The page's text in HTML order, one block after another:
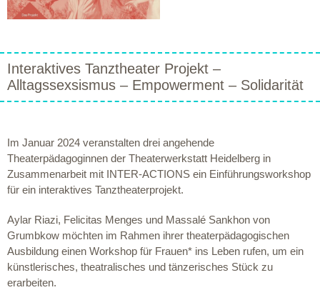
Interaktives Tanztheater Projekt –
Alltagssexsismus – Empowerment – Solidarität
Im Januar 2024 veranstalten drei angehende
Theaterpädagoginnen der Theaterwerkstatt Heidelberg in
Zusammenarbeit mit INTER-ACTIONS ein Einführungsworkshop
für ein interaktives Tanztheaterprojekt.
Aylar Riazi, Felicitas Menges und Massalé Sankhon von
Grumbkow möchten im Rahmen ihrer theaterpädagogischen
Ausbildung einen Workshop für Frauen* ins Leben rufen, um ein
künstlerisches, theatralisches und tänzerisches Stück zu
erarbeiten.